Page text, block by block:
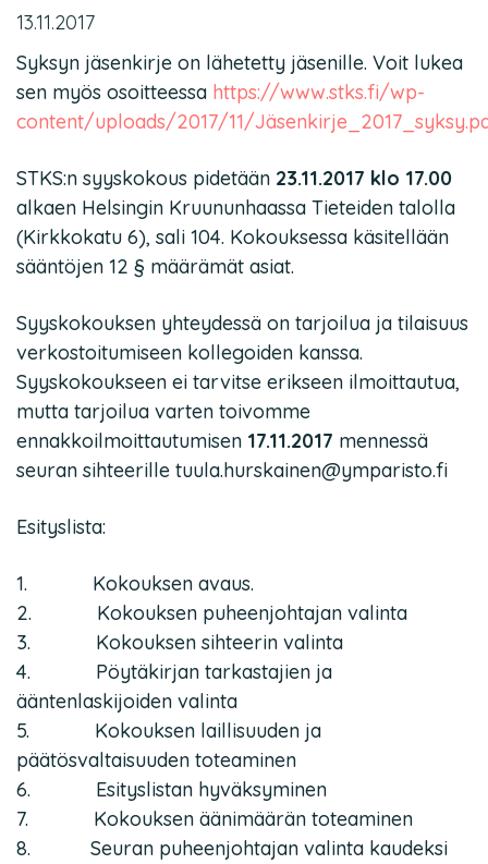
13.11.2017
Syksyn jäsenkirje on lähetetty jäsenille. Voit lukea
sen myös osoitteessa https://www.stks.fi/wp-
content/uploads/2017/11/
STKS:n syyskokous pidetään 23.11.2017 klo 17.00
alkaen Helsingin Kruununhaassa Tieteiden talolla
(Kirkkokatu 6), sali 104. Kokouksessa käsitellään
sääntöjen 12 § määrämät asiat.
Syyskokouksen yhteydessä on tarjoilua ja tilaisuus
verkostoitumiseen kollegoiden kanssa.
Syyskokoukseen ei tarvitse erikseen ilmoittautua,
mutta tarjoilua varten toivomme
ennakkoilmoittautumisen 17.11.2017 mennessä
seuran sihteerille tuula.hurskainen@ymparisto.fi
Esityslista:
1. Kokouksen avaus.
2. Kokouksen puheenjohtajan valinta
3. Kokouksen sihteerin valinta
4. Pöytäkirjan tarkastajien ja
ääntenlaskijoiden valinta
5. Kokouksen laillisuuden ja
päätösvaltaisuuden toteaminen
6. Esityslistan hyväksyminen
7. Kokouksen äänimäärän toteaminen
8. Seuran puheenjohtajan valinta kaudeksi